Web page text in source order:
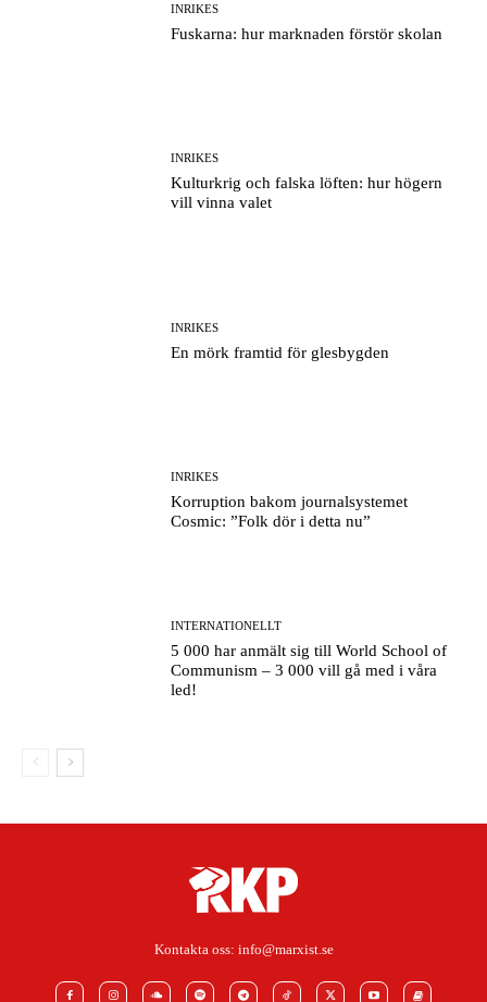
INRIKES
Fuskarna: hur marknaden förstör skolan
INRIKES
Kulturkrig och falska löften: hur högern
vill vinna valet
INRIKES
En mörk framtid för glesbygden
INRIKES
Korruption bakom journalsystemet
Cosmic: ”Folk dör i detta nu”
INTERNATIONELLT
5 000 har anmält sig till World School of
Communism – 3 000 vill gå med i våra
led!
Kontakta oss: info@marxist.se